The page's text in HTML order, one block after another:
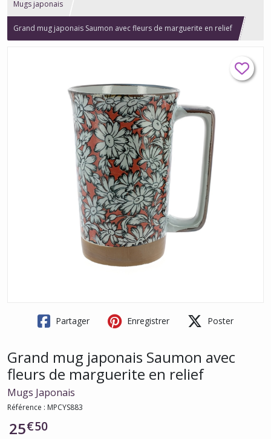
Mugs japonais
Grand mug japonais Saumon avec fleurs de marguerite en relief
Partager Enregistrer Poster
Grand mug japonais Saumon avec
fleurs de marguerite en relief
Mugs Japonais
Référence : MPCYS883
25€50